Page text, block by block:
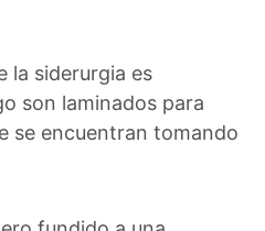
la siderurgia es
son laminados para
se encuentran tomando